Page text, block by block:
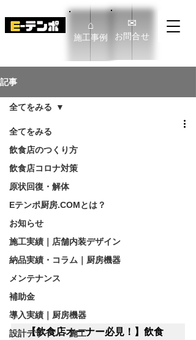
✉
​お問合せ
⌂
​施工事例
記事
全てをみる
飲食店のつくり方
飲食店コロナ対策
原状回復・解体
Eテンポ厨房.COMとは？
お知らせ
施工実績｜店舗内装デザイン
納品実績・コラム｜厨房機器
メンテナンス
補助金
導入実績｜厨房機器
設計デザイン・施工
全てをみる
【飲食店オーナー必見！】飲食